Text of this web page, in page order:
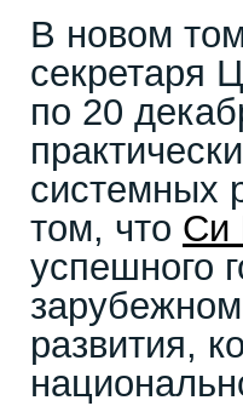
В новом
секретаря
по 20
системных
том, что Си
успешного
развития,